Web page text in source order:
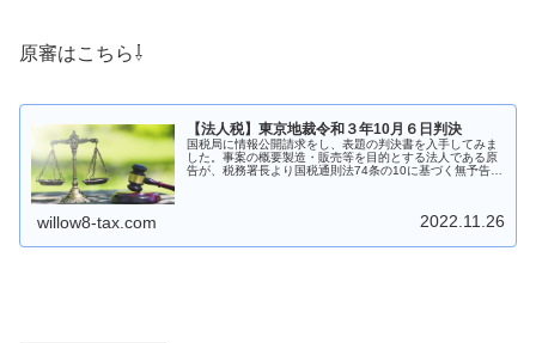
原審はこちら⇩
【法人税】東京地裁令和３年10月６日判決
国税局に情報公開請求をし、表題の判決書を入手してみま
した。事案の概要製造・販売等を目的とする法人である原
告が、税務署長より国税通則法74条の10に基づく無予告調
willow8-tax.com 2022.11.26